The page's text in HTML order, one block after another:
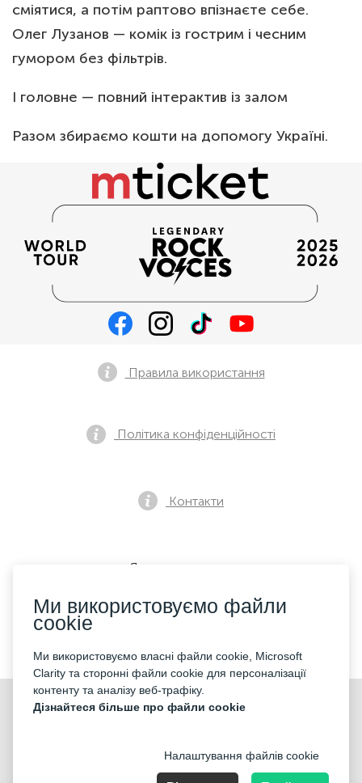
сміятися, а потім раптово впізнаєте себе.
Олег Лузанов — комік із гострим і чесним
гумором без фільтрів.
І головне — повний інтерактив із залом
Разом збираємо кошти на допомогу Україні.
©2026 «Mticket Sp. z o.o.» Всі права захищені
Правила використання
Політика конфіденційності
Контакти
Як купити квиток
Ми використовуємо файли
cookie
Ми використовуємо власні файли cookie, Microsoft
Clarity та сторонні файли cookie для персоналізації
контенту та аналізу веб-трафіку.
Дізнайтеся більше про файли cookie
Налаштування файлів cookie